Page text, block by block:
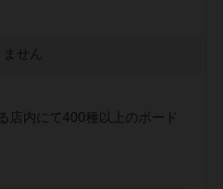
せん
店内にて400種以上のボード